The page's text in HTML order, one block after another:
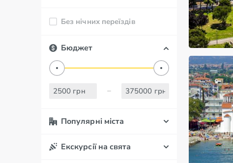
Без нічних переїздів
Бюджет
Популярні міста
Екскурсії на свята